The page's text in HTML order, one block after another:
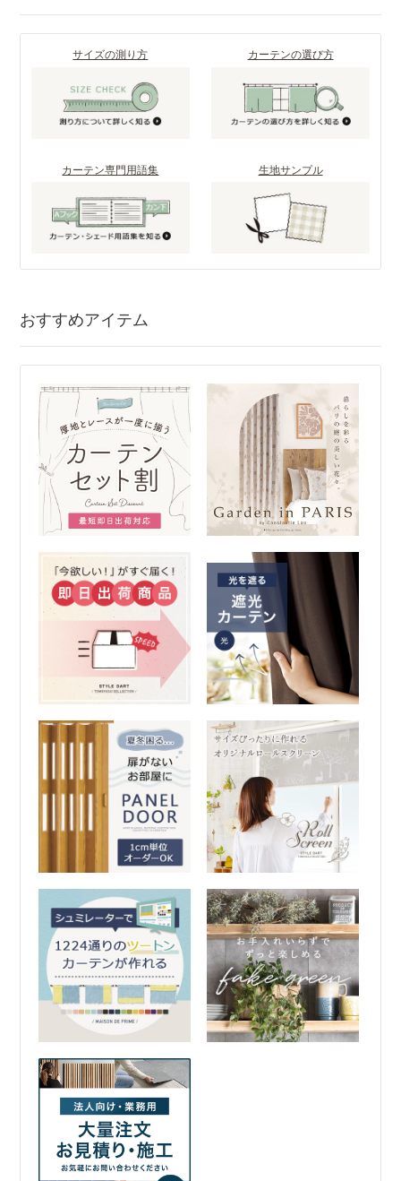
サイズの測り方 カーテンの選び方
カーテン専門用語集 生地サンプル
おすすめアイテム